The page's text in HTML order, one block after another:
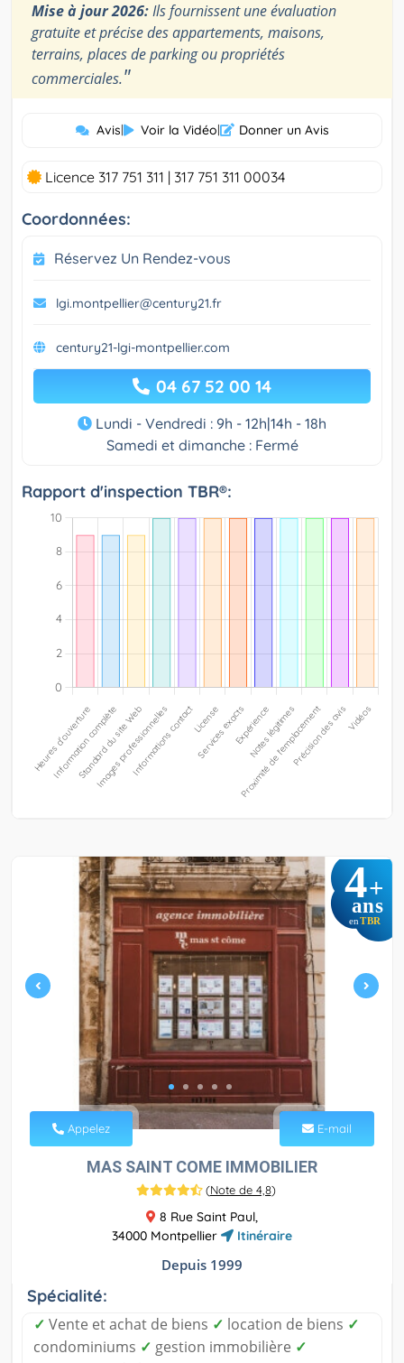
Mise à jour 2026:Ils fournissent une évaluation
gratuite et précise des appartements, maisons,
terrains, places de parking ou propriétés
commerciales."
Avis| Voir la Vidéo| Donner un Avis
Licence 317 751 311 | 317 751 311 00034
Coordonnées:
Réservez Un Rendez-vous
lgi.montpellier@century21.fr
century21-lgi-montpellier.com
04 67 52 00 14
Lundi - Vendredi : 9h - 12h|14h - 18h
Samedi et dimanche : Fermé
Rapport d'inspection TBR®:
4+
ans
en TBR
Appelez E-mail
MAS SAINT COME IMMOBILIER
(Note de 4,8)
8 Rue Saint Paul,
34000 Montpellier
Itinéraire
Depuis 1999
Spécialité:
✓ Vente et achat de biens ✓ location de biens ✓
condominiums ✓ gestion immobilière ✓